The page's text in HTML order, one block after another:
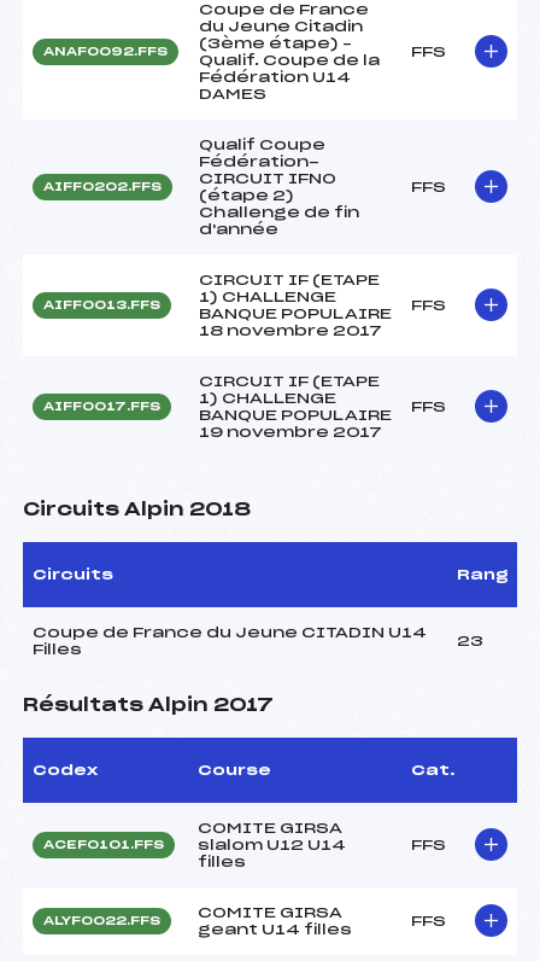
ANAF0092.FFS
Coupe de France
du Jeune Citadin
(3ème étape) –
Qualif. Coupe de la
Fédération U14
DAMES
FFS
AIFF0202.FFS
Qualif Coupe
Fédération-
CIRCUIT IFNO
(étape 2)
Challenge de fin
d'année
FFS
AIFF0013.FFS
CIRCUIT IF (ETAPE
1) CHALLENGE
BANQUE POPULAIRE
18 novembre 2017
FFS
AIFF0017.FFS
CIRCUIT IF (ETAPE
1) CHALLENGE
BANQUE POPULAIRE
19 novembre 2017
FFS
Circuits Alpin 2018
Circuits Rang
Coupe de France du Jeune CITADIN U14
Filles
23
Résultats Alpin 2017
Codex Course Cat.
ACEF0101.FFS
COMITE GIRSA
slalom U12 U14
filles
FFS
ALYF0022.FFS
COMITE GIRSA
geant U14 filles
FFS